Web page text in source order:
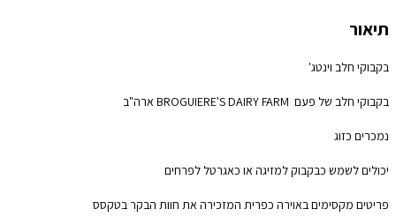
תיאור
בקבוקי חלב וינטג'
בקבוקי חלב של פעם BROGUIERE'S DAIRY FARM ארה"ב
נמכרים כזוג
יכולים לשמש כבקבוק למזיגה או כאגרטל לפרחים
פריטים מקסימים באוירה כפרית המזכירה את חוות הבקר בטקסס